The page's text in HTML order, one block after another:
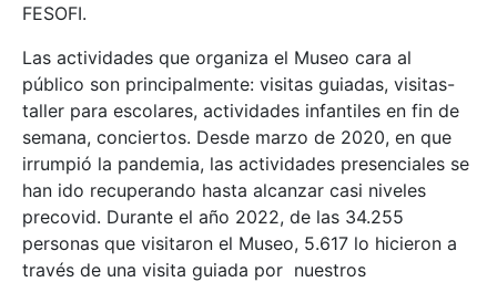
FESOFI.
Las actividades que organiza el Museo cara al
público son principalmente: visitas guiadas, visitas-
taller para escolares, actividades infantiles en fin de
semana, conciertos. Desde marzo de 2020, en que
irrumpió la pandemia, las actividades presenciales se
han ido recuperando hasta alcanzar casi niveles
precovid. Durante el año 2022, de las 34.255
personas que visitaron el Museo, 5.617 lo hicieron a
través de una visita guiada por nuestros